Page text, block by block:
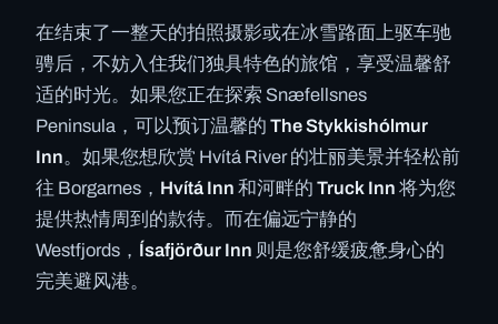
在结束了一整天的拍照摄影或在冰雪路面上驱车驰
骋后，不妨入住我们独具特色的旅馆，享受温馨舒
适的时光。如果您正在探索 Snæfellsnes
Peninsula，可以预订温馨的 The Stykkishólmur
Inn。如果您想欣赏 Hvítá River 的壮丽美景并轻松前
往 Borgarnes， Hvítá Inn 和河畔的 Truck Inn 将为您
提供热情周到的款待。而在偏远宁静的
Westfjords， Ísafjörður Inn 则是您舒缓疲惫身心的
完美避风港。